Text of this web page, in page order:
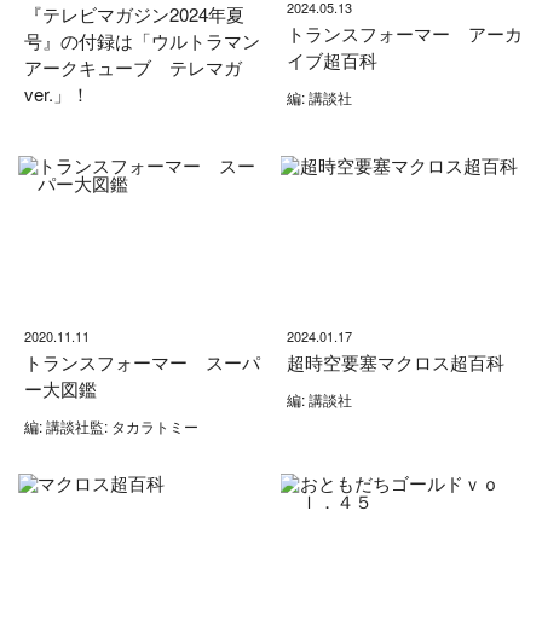
『テレビマガジン2024年夏
号』の付録は「ウルトラマン
アークキューブ テレマガ
ver.」！
2024.05.13
トランスフォーマー アーカ
イブ超百科
編: 講談社
2020.11.11
トランスフォーマー スーパ
ー大図鑑
編: 講談社監: タカラトミー
2024.01.17
超時空要塞マクロス超百科
編: 講談社